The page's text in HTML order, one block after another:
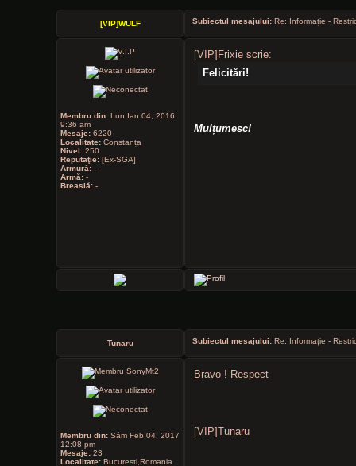
[VIP]WULF Subiectul mesajului: Re: Informație -
Membru din: Lun Ian 04, 2016
9:36 am
Mesaje: 6220
Localitate: Constanța
Nivel: 250
Reputaţie: [Ex-SGA]
Armură: -
Armă: -
Breaslă: -
[VIP]Frixie scrie:
Felicitări!
Mulțumesc!
Tunaru Subiectul mesajului: Re: Informație -
Membru din: Sâm Feb 04, 2017
12:08 pm
Mesaje: 23
Localitate: Bucuresti,Romania
Bravo ! Respect
[VIP]Tunaru